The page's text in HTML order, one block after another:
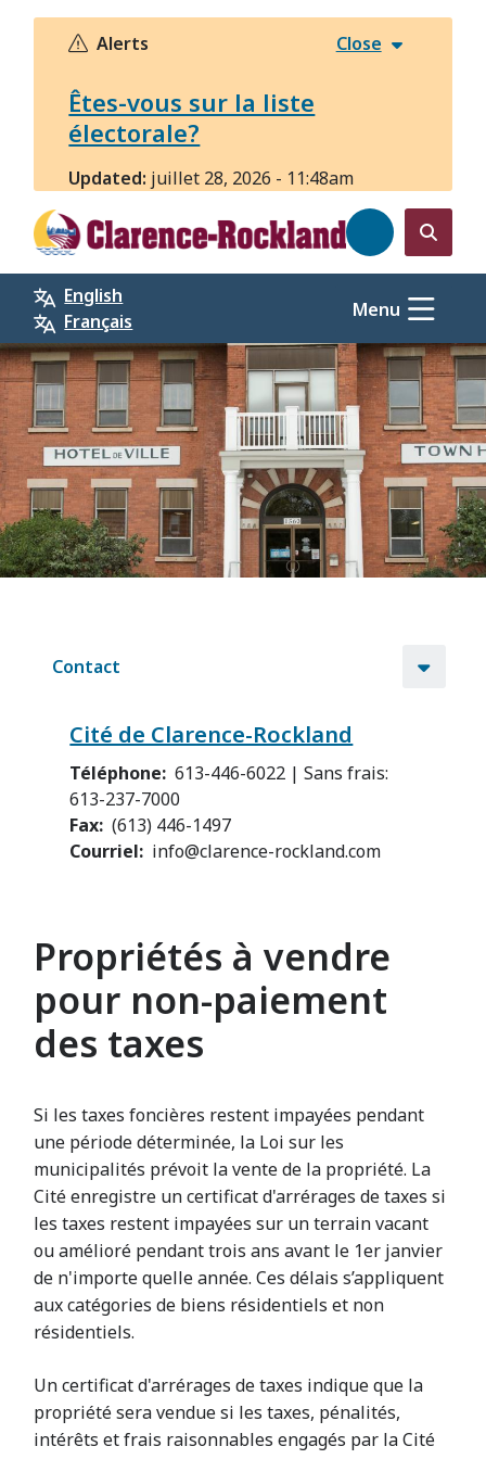
Aller
principal
Alerts Close
Êtes-vous sur la liste
électorale?
Updated: juillet 28, 2026 - 11:48am
Open
the
search
form
English
Français
Menu
Contact
Cité de Clarence-Rockland
Téléphone
613-446-6022 | Sans frais:
613-237-7000
Fax (613) 446-1497
Courriel
info@clarence-rockland.com
Propriétés à vendre
pour non-paiement
des taxes
Si les taxes foncières restent impayées pendant
une période déterminée, la Loi sur les
municipalités prévoit la vente de la propriété. La
Cité enregistre un certificat d'arrérages de taxes si
les taxes restent impayées sur un terrain vacant
ou amélioré pendant trois ans avant le 1er janvier
de n'importe quelle année. Ces délais s’appliquent
aux catégories de biens résidentiels et non
résidentiels.
Un certificat d'arrérages de taxes indique que la
propriété sera vendue si les taxes, pénalités,
intérêts et frais raisonnables engagés par la Cité